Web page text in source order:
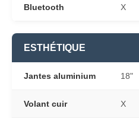
Bluetooth X
ESTHÉTIQUE
Jantes aluminium 18"
Volant cuir X